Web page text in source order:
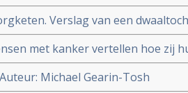
Verslag van een
vrouw met kanker het
in de reguliere oncologie
met kanker vertellen hoe zij
Michael Gearin-Tosh